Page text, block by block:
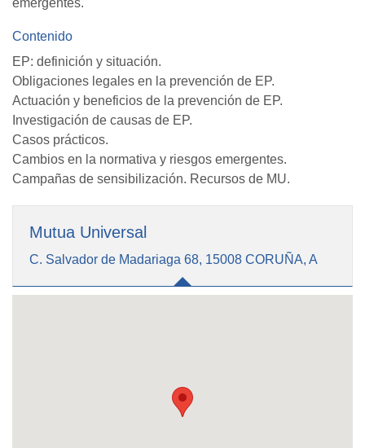
emergentes.
Contenido
EP: definición y situación.
Obligaciones legales en la prevención de EP.
Actuación y beneficios de la prevención de EP.
Investigación de causas de EP.
Casos prácticos.
Cambios en la normativa y riesgos emergentes.
Campañas de sensibilización. Recursos de MU.
Mutua Universal
C. Salvador de Madariaga 68, 15008 CORUÑA, A